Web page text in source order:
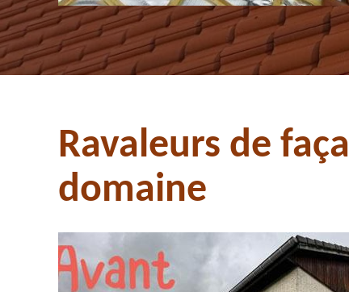
Ravaleurs de
domaine